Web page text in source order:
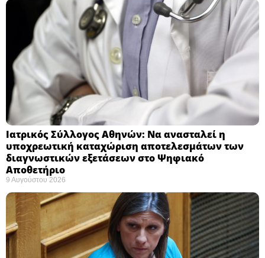
Ιατρικός Σύλλογος Αθηνών: Να ανασταλεί η
υποχρεωτική καταχώριση αποτελεσμάτων των
διαγνωστικών εξετάσεων στο Ψηφιακό
Αποθετήριο ​
9 Αυγούστου 2026